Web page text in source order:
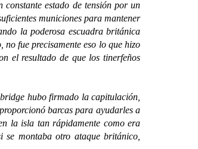
estado de tensión por un
municiones para mantener
la poderosa escuadra británica
fue precisamente eso lo que hizo
el resultado de que los tinerfeños
hubo firmado la capitulación,
barcas para ayudarles a
la isla tan rápidamente como era
montaba otro ataque británico,